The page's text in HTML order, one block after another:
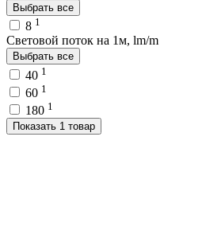
Выбрать все
8 1
Световой поток на 1м, lm/m
Выбрать все
40 1
60 1
180 1
Показать 1 товар